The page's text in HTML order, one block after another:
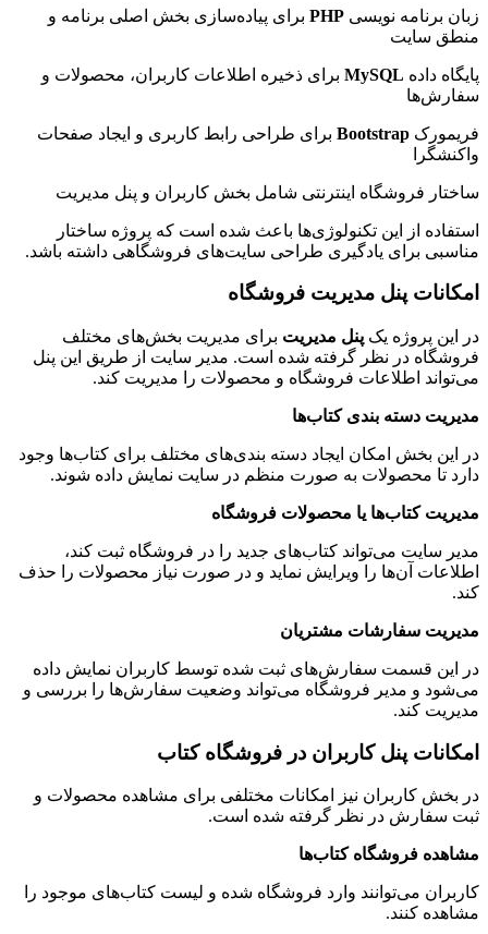
زبان برنامه نویسی PHP برای پیاده‌سازی بخش اصلی برنامه و
منطق سایت
پایگاه داده MySQL برای ذخیره اطلاعات کاربران، محصولات و
سفارش‌ها
فریمورک Bootstrap برای طراحی رابط کاربری و ایجاد صفحات
واکنشگرا
ساختار فروشگاه اینترنتی شامل بخش کاربران و پنل مدیریت
استفاده از این تکنولوژی‌ها باعث شده است که پروژه ساختار
مناسبی برای یادگیری طراحی سایت‌های فروشگاهی داشته باشد.
امکانات پنل مدیریت فروشگاه
در این پروژه یک پنل مدیریت برای مدیریت بخش‌های مختلف
فروشگاه در نظر گرفته شده است. مدیر سایت از طریق این پنل
می‌تواند اطلاعات فروشگاه و محصولات را مدیریت کند.
مدیریت دسته بندی کتاب‌ها
در این بخش امکان ایجاد دسته بندی‌های مختلف برای کتاب‌ها وجود
دارد تا محصولات به صورت منظم در سایت نمایش داده شوند.
مدیریت کتاب‌ها یا محصولات فروشگاه
مدیر سایت می‌تواند کتاب‌های جدید را در فروشگاه ثبت کند،
اطلاعات آن‌ها را ویرایش نماید و در صورت نیاز محصولات را حذف
کند.
مدیریت سفارشات مشتریان
در این قسمت سفارش‌های ثبت شده توسط کاربران نمایش داده
می‌شود و مدیر فروشگاه می‌تواند وضعیت سفارش‌ها را بررسی و
مدیریت کند.
امکانات پنل کاربران در فروشگاه کتاب
در بخش کاربران نیز امکانات مختلفی برای مشاهده محصولات و
ثبت سفارش در نظر گرفته شده است.
مشاهده فروشگاه کتاب‌ها
کاربران می‌توانند وارد فروشگاه شده و لیست کتاب‌های موجود را
مشاهده کنند.